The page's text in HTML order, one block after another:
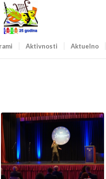
Aktivnosti Aktuelno